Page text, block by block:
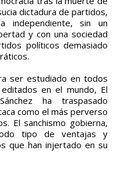
dictadura de partidos,
independiente, sin un
y con una sociedad
políticos demasiado
ser estudiado en todos
en el mundo, El
ha traspasado
como el más perverso
El sanchismo gobierna,
tipo de ventajas y
que han injertado en su